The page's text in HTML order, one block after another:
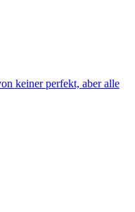
keiner perfekt, aber alle